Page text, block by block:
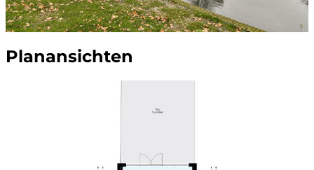
Planansichten